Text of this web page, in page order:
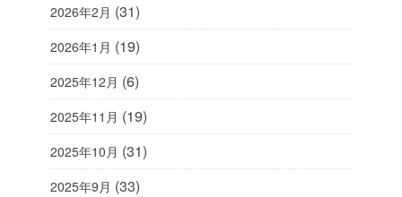
2026年2月 (31)
2026年1月 (19)
2025年12月 (6)
2025年11月 (19)
2025年10月 (31)
2025年9月 (33)